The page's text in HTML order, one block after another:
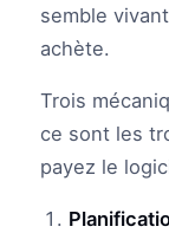
semble
achète.
Trois
ce sont les
payez le